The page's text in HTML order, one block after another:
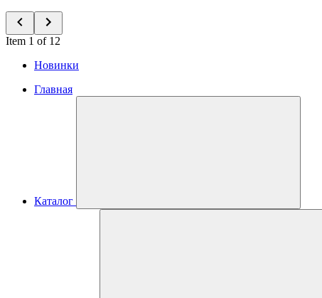
Item 1 of 12
Новинки
Главная
Каталог